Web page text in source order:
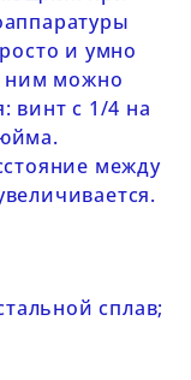
и умно
ним можно
винт с 1/4 на
между
сплав;